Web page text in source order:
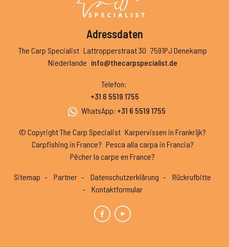
Adressdaten
The Carp Specialist Lattropperstraat 30 7591PJ Denekamp
Niederlande info@thecarpspecialist.de
Telefon:
+31 6 5519 1755
WhatsApp: +31 6 5519 1755
© Copyright The Carp Specialist Karpervissen in Frankrijk?
Carpfishing in France? Pesca alla carpa in Francia?
Pêcher la carpe en France?
Sitemap Partner Datenschutzerklärung
Rückrufbitte
Kontaktformular